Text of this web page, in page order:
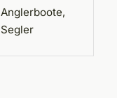
Anglerboote,
Segler